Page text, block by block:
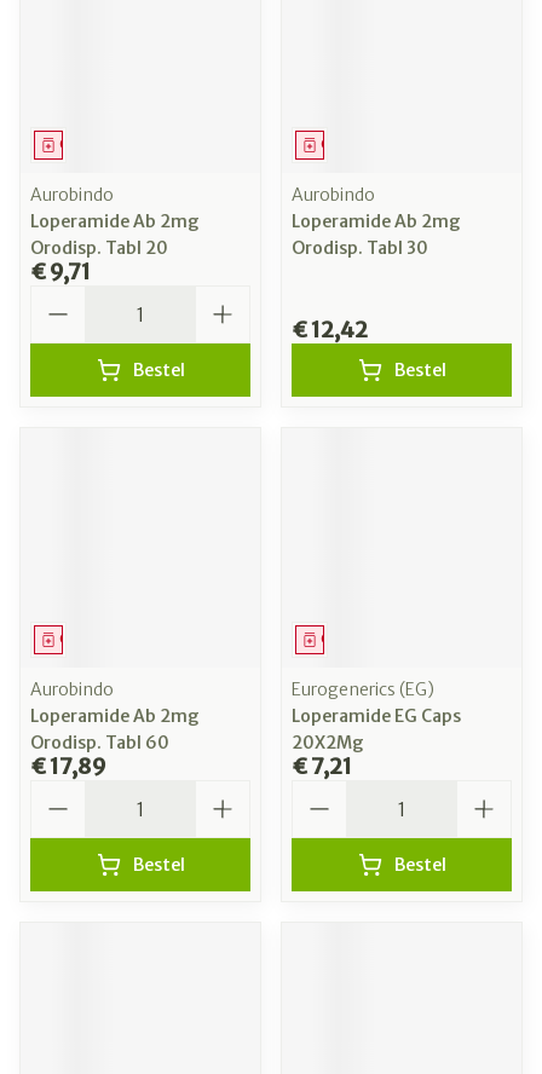
Geneesmiddel
Aurobindo
Loperamide Ab 2mg
Orodisp. Tabl 20
€ 9,71
Bestel
Geneesmiddel
Aurobindo
Loperamide Ab 2mg
Orodisp. Tabl 30
€ 12,42
Bestel
Geneesmiddel
Aurobindo
Loperamide Ab 2mg
Orodisp. Tabl 60
€ 17,89
Bestel
Geneesmiddel
Eurogenerics (EG)
Loperamide EG Caps
20X2Mg
€ 7,21
Bestel